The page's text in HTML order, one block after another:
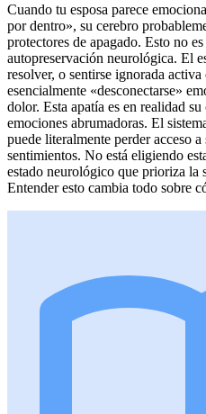
Cuando tu esposa parece
por dentro», su cerebro
protectores de apagado. Esto no
autopreservación neurológica. El
resolver, o sentirse ignorada activa
esencialmente «desconectarse»
dolor. Esta apatía es en realidad
emociones abrumadoras. El
puede literalmente perder acceso
sentimientos. No está eligiendo
estado neurológico que prioriza la
Entender esto cambia todo sobre